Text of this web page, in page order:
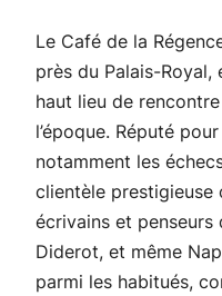
Le Café de la
près du Palais-
haut lieu de
l’époque. Réputé
notamment les
clientèle prestigieuse
écrivains et penseurs
Diderot, et même
parmi les habitués,